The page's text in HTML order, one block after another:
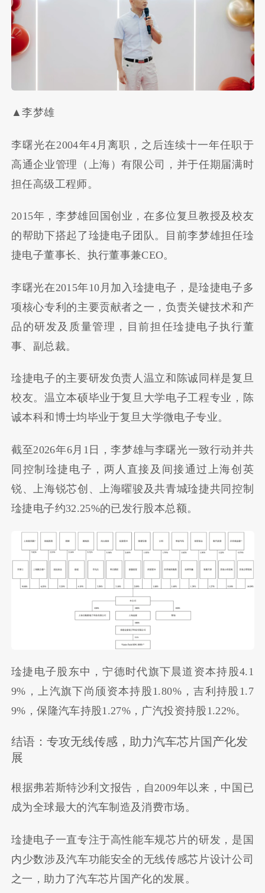
▲李梦雄
李曙光在2004年4月离职，之后连续十一年任职于
高通企业管理（上海）有限公司，并于任期届满时
担任高级工程师。
2015年，李梦雄回国创业，在多位复旦教授及校友
的帮助下搭起了琻捷电子团队。目前李梦雄担任琻
捷电子董事长、执行董事兼CEO。
李曙光在2015年10月加入琻捷电子，是琻捷电子多
项核心专利的主要贡献者之一，负责关键技术和产
品的研发及质量管理，目前担任琻捷电子执行董
事、副总裁。
琻捷电子的主要研发负责人温立和陈诚同样是复旦
校友。温立本硕毕业于复旦大学电子工程专业，陈
诚本科和博士均毕业于复旦大学微电子专业。
截至2026年6月1日，李梦雄与李曙光一致行动并共
同控制琻捷电子，两人直接及间接通过上海创英
锐、上海锐芯创、上海曜骏及共青城琻捷共同控制
琻捷电子约32.25%的已发行股本总额。
琻捷电子股东中，宁德时代旗下晨道资本持股4.1
9%，上汽旗下尚颀资本持股1.80%，吉利持股1.7
9%，保隆汽车持股1.27%，广汽投资持股1.22%。
结语：专攻无线传感，助力汽车芯片国产化发
展
根据弗若斯特沙利文报告，自2009年以来，中国已
成为全球最大的汽车制造及消费市场。
琻捷电子一直专注于高性能车规芯片的研发，是国
内少数涉及汽车功能安全的无线传感芯片设计公司
之一，助力了汽车芯片国产化的发展。